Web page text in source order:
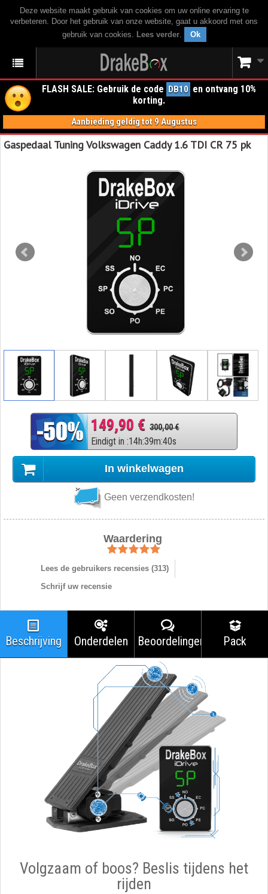
Deze website maakt gebruik van cookies om uw online ervaring te
verbeteren. Door het gebruik van onze website, gaat u akkoord met ons
gebruik van cookies. Lees verder. Ok
FLASH SALE: Gebruik de code DB10 en ontvang 10%
korting.
Aanbieding geldig tot 9 Augustus
Gaspedaal Tuning Volkswagen Caddy 1.6 TDI CR 75 pk
149,90 € 300,00 €
Eindigt in :14h:39m:39s
In winkelwagen
Geen verzendkosten!
Waardering
Lees de gebruikers recensies (313)
Schrijf uw recensie
Beschrijving Onderdelen Beoordelingen Pack
Volgzaam of boos? Beslis tijdens het
rijden